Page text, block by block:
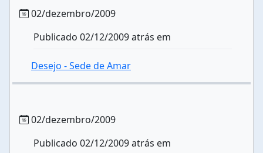
02/dezembro/2009
Publicado 02/12/2009 atrás em
Desejo - Sede de Amar
02/dezembro/2009
Publicado 02/12/2009 atrás em